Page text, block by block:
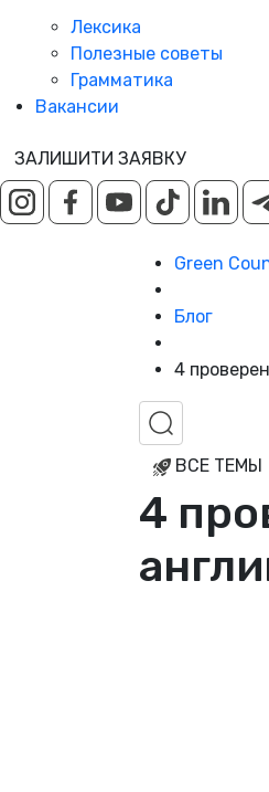
Лексика
Полезные советы
Грамматика
Вакансии
ЗАЛИШИТИ ЗАЯВКУ
Green
Блог
4
ВСЕ ТЕМЫ
4